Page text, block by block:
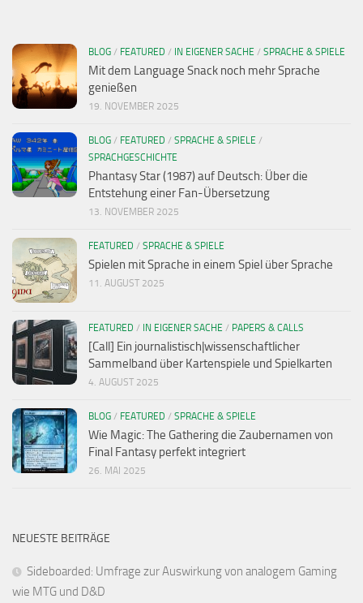
BLOG / FEATURED / IN EIGENER SACHE / SPRACHE & SPIELE
Mit dem Language Snack noch mehr Sprache
genießen
19. NOVEMBER 2025
BLOG / FEATURED / SPRACHE & SPIELE /
SPRACHGESCHICHTE
Phantasy Star (1987) auf Deutsch: Über die
Entstehung einer Fan-Übersetzung
13. NOVEMBER 2025
FEATURED / SPRACHE & SPIELE
Spielen mit Sprache in einem Spiel über Sprache
11. AUGUST 2025
FEATURED / IN EIGENER SACHE / PAPERS & CALLS
[Call] Ein journalistisch|wissenschaftlicher
Sammelband über Kartenspiele und Spielkarten
4. AUGUST 2025
BLOG / FEATURED / SPRACHE & SPIELE
Wie Magic: The Gathering die Zaubernamen von
Final Fantasy perfekt integriert
26. MAI 2025
NEUESTE BEITRÄGE
Sideboarded: Umfrage zur Auswirkung von analogem Gaming
wie MTG und D&D